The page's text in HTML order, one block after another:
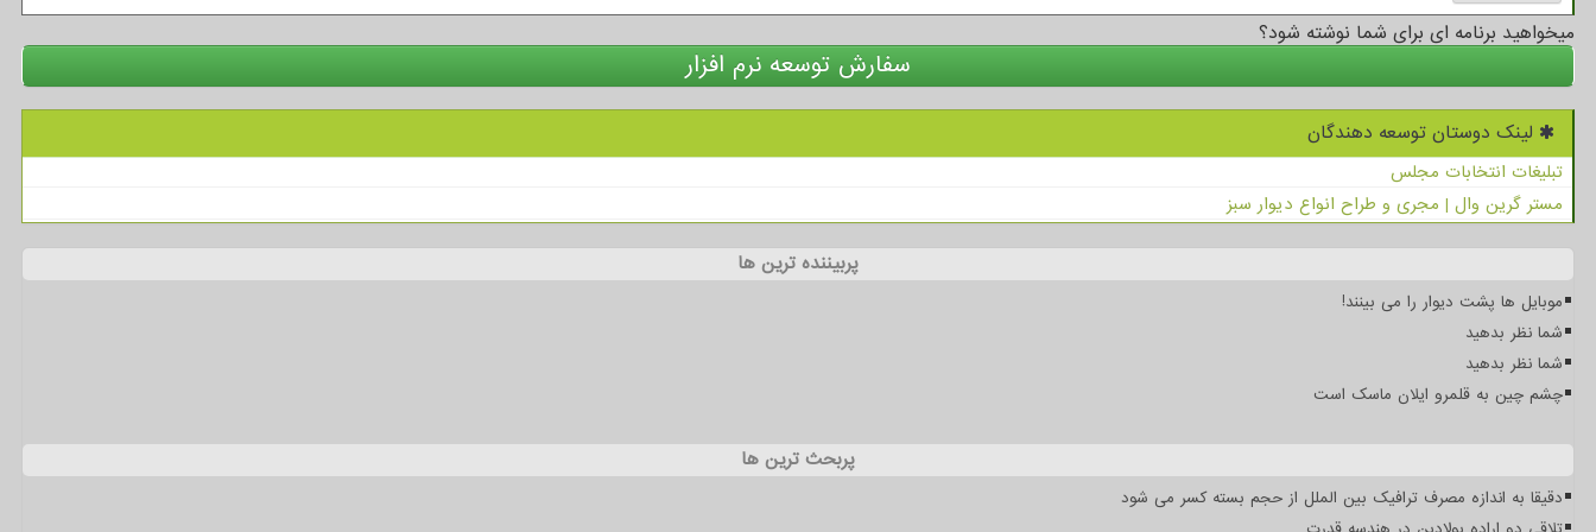
میخواهید برنامه ای برای شما نوشته شود؟
سفارش توسعه نرم افزار
لینک دوستان توسعه دهندگان
تبلیغات انتخابات مجلس
مستر گرین وال | مجری و طراح انواع دیوار سبز
پربیننده ترین ها
موبایل ها پشت دیوار را می بینند!
شما نظر بدهید
شما نظر بدهید
چشم چین به قلمرو ایلان ماسک است
پربحث ترین ها
دقیقا به اندازه مصرف ترافیک بین الملل از حجم بسته کسر می شود